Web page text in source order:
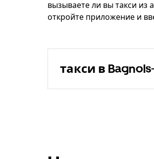
вызываете ли вы такси из
откройте приложение и
такси в